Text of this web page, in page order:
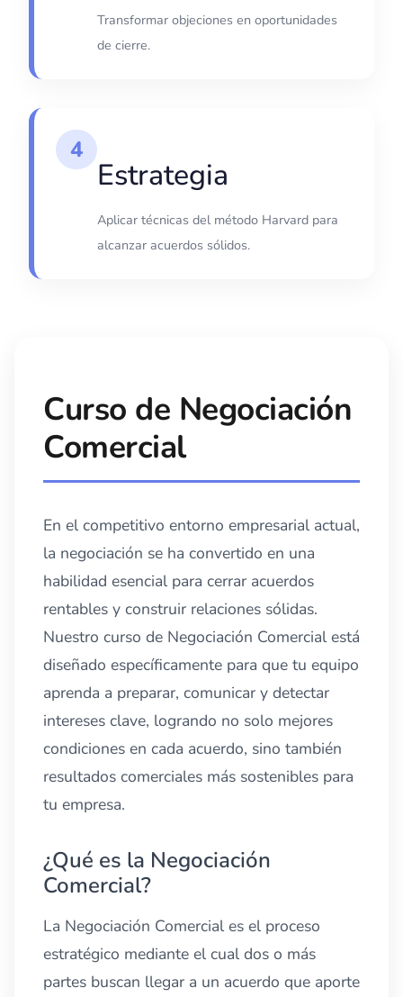
Transformar objeciones en oportunidades
de cierre.
4
Estrategia
Aplicar técnicas del método Harvard para
alcanzar acuerdos sólidos.
Curso de Negociación
Comercial
En el competitivo entorno empresarial actual,
la negociación se ha convertido en una
habilidad esencial para cerrar acuerdos
rentables y construir relaciones sólidas.
Nuestro curso de Negociación Comercial está
diseñado específicamente para que tu equipo
aprenda a preparar, comunicar y detectar
intereses clave, logrando no solo mejores
condiciones en cada acuerdo, sino también
resultados comerciales más sostenibles para
tu empresa.
¿Qué es la Negociación
Comercial?
La Negociación Comercial es el proceso
estratégico mediante el cual dos o más
partes buscan llegar a un acuerdo que aporte